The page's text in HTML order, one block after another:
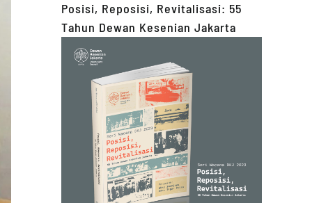
Posisi, Reposisi, Revitalisasi: 55
Tahun Dewan Kesenian Jakarta